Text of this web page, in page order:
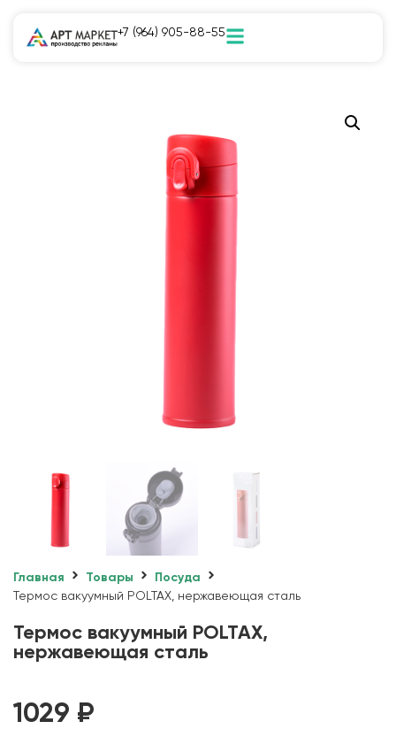
+7 (964) 905-88-55
Главная Товары
Посуда
Термос вакуумный POLTAX, нержавеющая сталь
Термос вакуумный POLTAX,
нержавеющая сталь
1029 ₽